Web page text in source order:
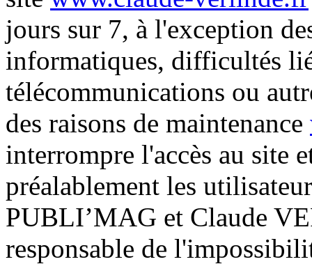
jours sur 7, à l'exception
informatiques, difficultés
télécommunications ou
des raisons de maintenance
interrompre l'accès au site
préalablement les
PUBLI’MAG et Claude
responsable de